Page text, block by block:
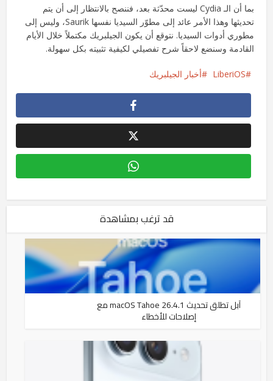
بما أن الـ Cydia ليست محدّثة بعد، فننصح بالانتظار إلى أن يتم
تحديثها وهذا الأمر عائد إلى مطوّر السيديا نفسها Saurik، وليس إلى
مطوري أدوات السيديا. نتوقع أن يكون الجيلبريك مكتملاً خلال الأيام
القادمة وسنضع لاحقاً شرح تفصيلي لكيفية تثبيته بكل سهولة.
LiberiOS أخبار الجيلبريك
قد ترغب بمشاهدة
آبل تطلق تحديث macOS Tahoe 26.4.1 مع
إصلاحات للأخطاء